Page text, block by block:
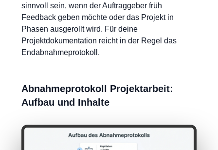
sinnvoll sein, wenn der Auftraggeber früh
Feedback geben möchte oder das Projekt in
Phasen ausgerollt wird. Für deine
Projektdokumentation reicht in der Regel das
Endabnahmeprotokoll.
Abnahmeprotokoll Projektarbeit:
Aufbau und Inhalte